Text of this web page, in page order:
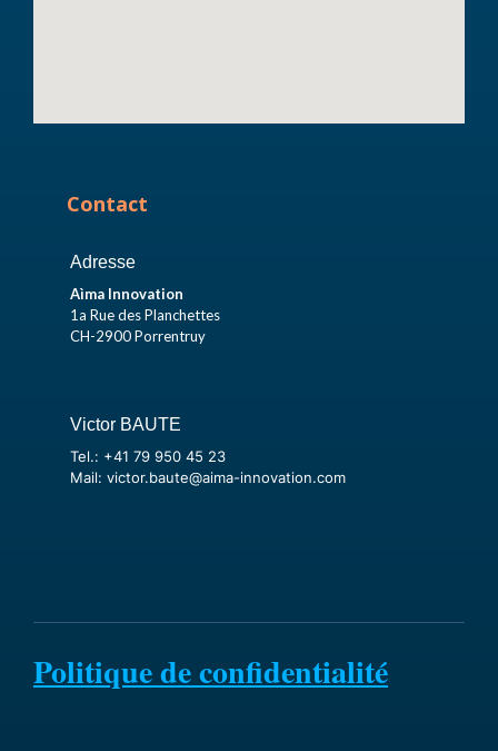
Contact
Adresse
Aìma Innovation
1a Rue des Planchettes
CH-2900 Porrentruy
Victor BAUTE
Tel.: +41 79 950 45 23
Mail: victor.baute@aima-innovation.com
Politique de confidentialité